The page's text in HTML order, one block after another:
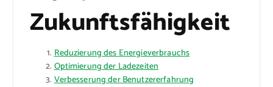
Zukunftsfähigkeit
Reduzierung des Energieverbrauchs
Optimierung der Ladezeiten
Verbesserung der Benutzererfahrung